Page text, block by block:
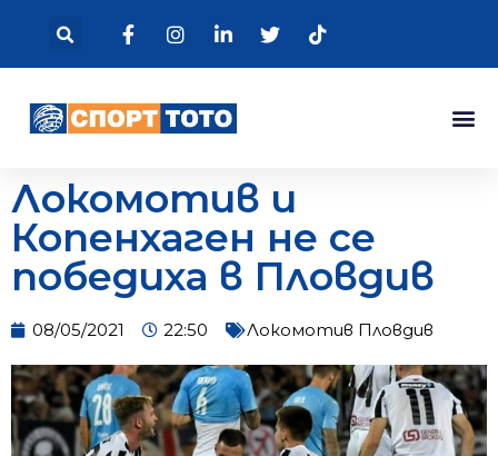
Локомотив и
Копенхаген не се
победиха в Пловдив
08/05/2021 22:50 Локомотив Пловдив